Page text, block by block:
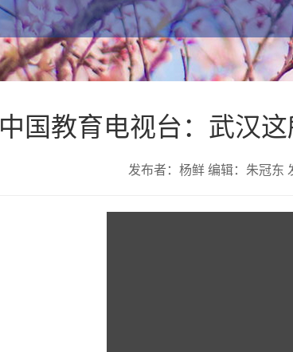
中国教育电视台：武汉
发布者：杨鲜 编辑：朱冠东